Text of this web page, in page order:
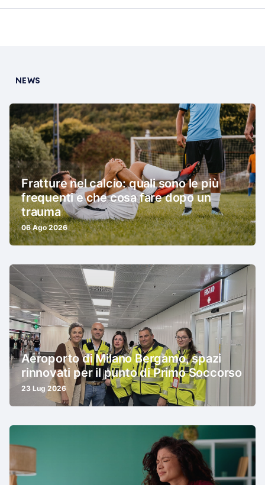
NEWS
Fratture nel calcio: quali sono le più
frequenti e che cosa fare dopo un
trauma
06 Ago 2026
Aeroporto di Milano Bergamo, spazi
rinnovati per il punto di Primo Soccorso
23 Lug 2026